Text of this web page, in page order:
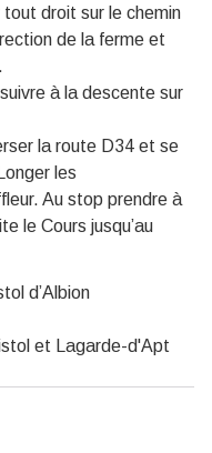
droit sur le chemin
de la ferme et
à la descente sur
la route D34 et se
les
Au stop prendre à
le Cours jusqu’au
d’Albion
et Lagarde-d'Apt